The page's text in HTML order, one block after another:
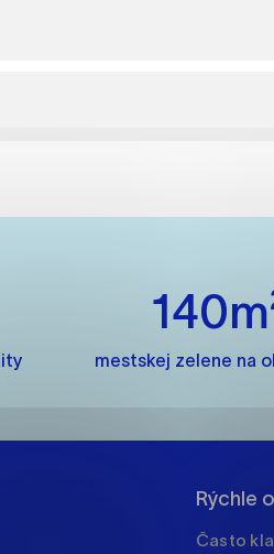
mestskej zelene na
Rýchle
Často
stránok stránku používajú,